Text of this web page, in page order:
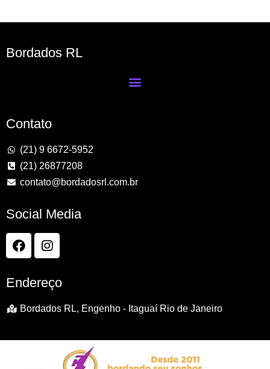
Bordados RL
Contato
(21) 9 6672-5952
(21) 26877208
contato@bordadosrl.com.br
Social Media
Endereço
Bordados RL, Engenho - Itaguaí Rio de Janeiro